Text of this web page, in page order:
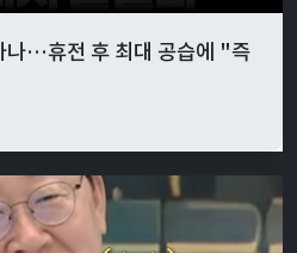
나…휴전 후 최대 공습에 "즉